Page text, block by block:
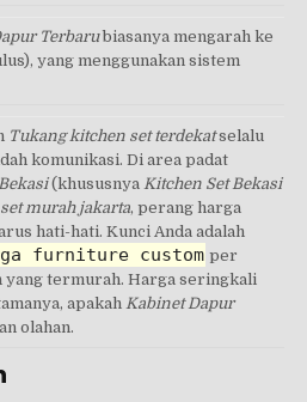
Terbarubiasanya mengarah ke
yang menggunakan sistem
Tukang kitchen set terdekatselalu
komunikasi. Di area padat
(khususnya Kitchen Set Bekasi
murah jakarta, perang harga
hati-hati. Kunci Anda adalah
furniture custom per
yang termurah. Harga seringkali
apakah Kabinet Dapur
olahan.